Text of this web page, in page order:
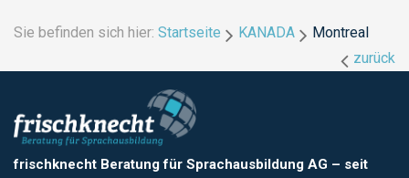
Sie befinden sich hier: Startseite KANADA
Montreal
zurück
frischknecht Beratung für Sprachausbildung AG – seit